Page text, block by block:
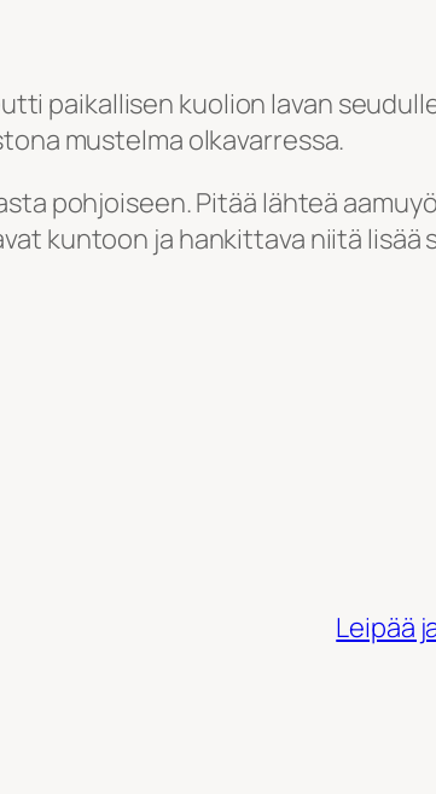
paikallisen kuolion lavan
mustelma olkavarressa.
pohjoiseen. Pitää lähteä
kuntoon ja hankittava niitä lisää
Leipää